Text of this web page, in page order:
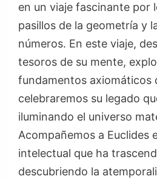
en un viaje fascinante por
pasillos de la geometría y
números. En este viaje,
tesoros de su mente,
fundamentos axiomáticos
celebraremos su legado
iluminando el universo
Acompañemos a Euclides
intelectual que ha
descubriendo la